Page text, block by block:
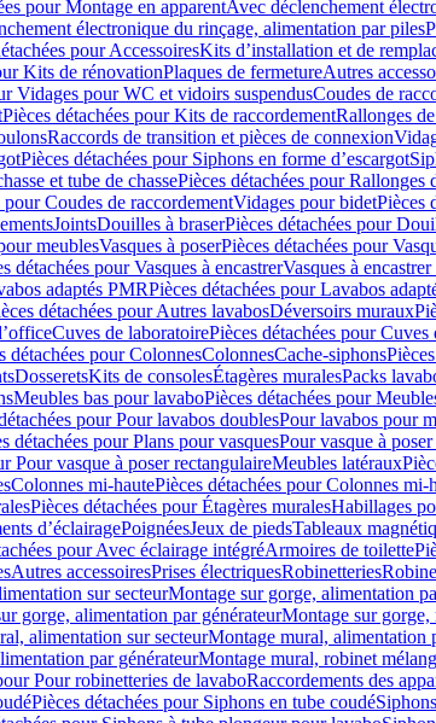
pour Montage en apparentAvec déclenchement
électronique du rinçage, alimentation par piles
pour AccessoiresKits d’installation et de
Kits de rénovationPlaques de fermetureAutres
Vidages pour WC et vidoirs suspendusCoudes de
Pièces détachées pour Kits de raccordementRallonges
Raccords de transition et pièces de connexion
Pièces détachées pour Siphons en forme d’escargot
et tube de chassePièces détachées pour Rallonges
pour Coudes de raccordementVidages pour bidetPièces
JointsDouilles à braserPièces détachées pour
meublesVasques à poserPièces détachées pour
détachées pour Vasques à encastrerVasques à
adaptés PMRPièces détachées pour Lavabos
détachées pour Autres lavabosDéversoirs muraux
Cuves de laboratoirePièces détachées pour
détachées pour ColonnesColonnesCache-siphons
DosseretsKits de consolesÉtagères muralesPacks
Meubles bas pour lavaboPièces détachées pour
pour Pour lavabos doublesPour lavabos pour
détachées pour Plans pour vasquesPour vasque à
Pour vasque à poser rectangulaireMeubles latéraux
Colonnes mi-hautePièces détachées pour Colonnes mi-
Pièces détachées pour Étagères muralesHabillages
d’éclairagePoignéesJeux de piedsTableaux
pour Avec éclairage intégréArmoires de toilette
Autres accessoiresPrises électriquesRobinetteries
sur secteurMontage sur gorge, alimentation
gorge, alimentation par générateurMontage sur
alimentation sur secteurMontage mural, alimentation
par générateurMontage mural, robinet
Pour robinetteries de lavaboRaccordements des
Pièces détachées pour Siphons en tube coudé